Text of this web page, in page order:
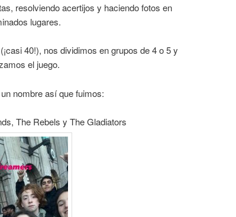
resolviendo acertijos y haciendo fotos en
lugares.
40!), nos dividimos en grupos de 4 o 5 y
el juego.
nombre así que fuimos:
The Rebels y The Gladiators